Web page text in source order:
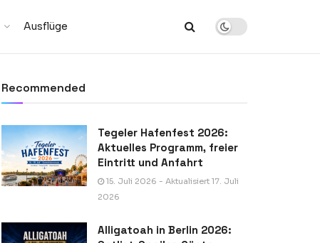
Ausflüge
Recommended
Tegeler Hafenfest 2026:
Aktuelles Programm, freier
Eintritt und Anfahrt
15. Juli 2026 - Aktualisiert 17. Juli
2026
Alligatoah in Berlin 2026: